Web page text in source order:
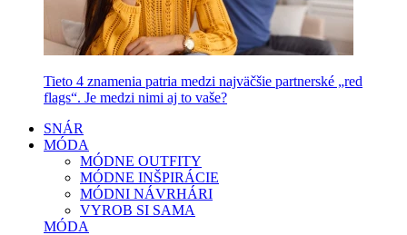
Tieto 4 znamenia patria medzi najväčšie partnerské „red
flags“. Je medzi nimi aj to vaše?
SNÁR
MÓDA
MÓDNE OUTFITY
MÓDNE INŠPIRÁCIE
MÓDNI NÁVRHÁRI
VYROB SI SAMA
MÓDA